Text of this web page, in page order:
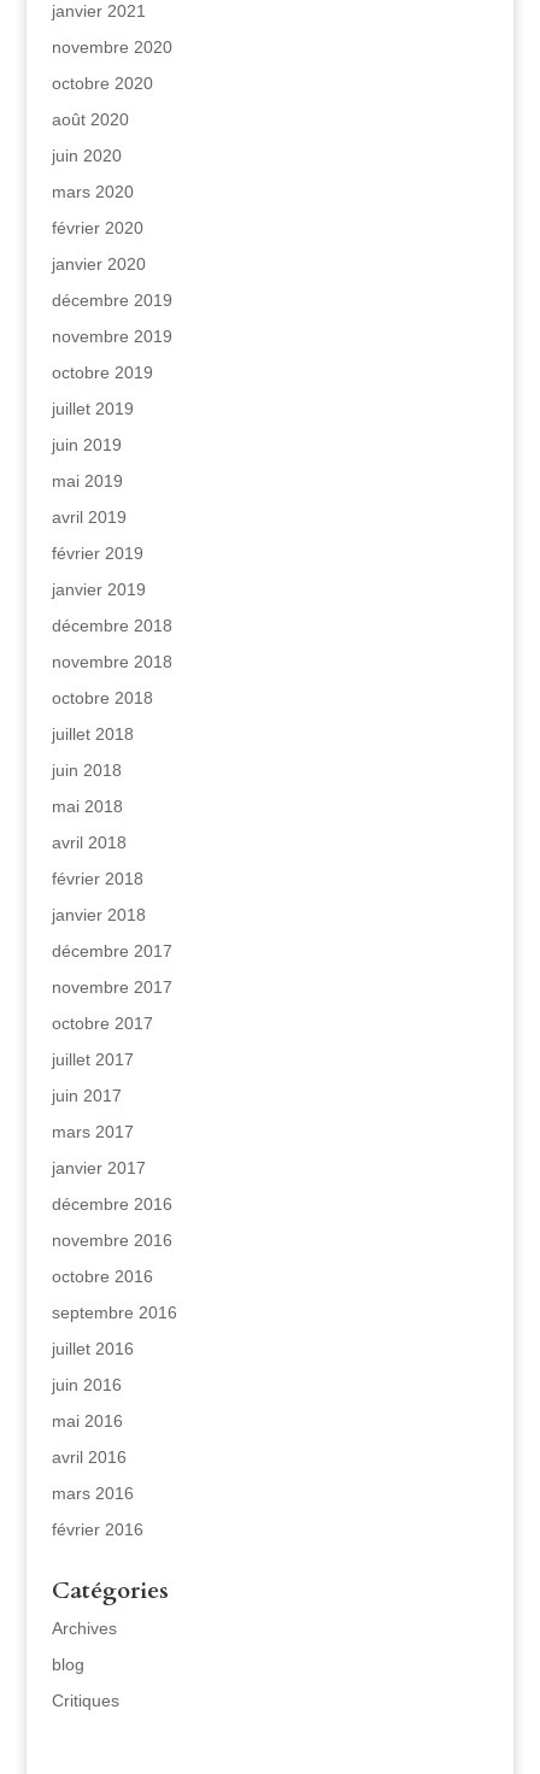
janvier 2021
novembre 2020
octobre 2020
août 2020
juin 2020
mars 2020
février 2020
janvier 2020
décembre 2019
novembre 2019
octobre 2019
juillet 2019
juin 2019
mai 2019
avril 2019
février 2019
janvier 2019
décembre 2018
novembre 2018
octobre 2018
juillet 2018
juin 2018
mai 2018
avril 2018
février 2018
janvier 2018
décembre 2017
novembre 2017
octobre 2017
juillet 2017
juin 2017
mars 2017
janvier 2017
décembre 2016
novembre 2016
octobre 2016
septembre 2016
juillet 2016
juin 2016
mai 2016
avril 2016
mars 2016
février 2016
Catégories
Archives
blog
Critiques